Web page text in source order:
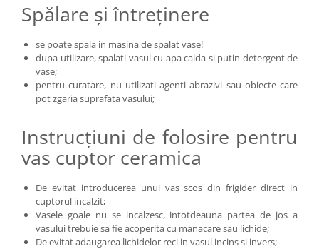
Spălare și întreținere
se poate spala in masina de spalat vase!
dupa utilizare, spalati vasul cu apa calda si putin detergent de
vase;
pentru curatare, nu utilizati agenti abrazivi sau obiecte care
pot zgaria suprafata vasului;
Instrucțiuni de folosire pentru
vas cuptor ceramica
De evitat introducerea unui vas scos din frigider direct in
cuptorul incalzit;
Vasele goale nu se incalzesc, intotdeauna partea de jos a
vasului trebuie sa fie acoperita cu manacare sau lichide;
De evitat adaugarea lichidelor reci in vasul incins si invers;